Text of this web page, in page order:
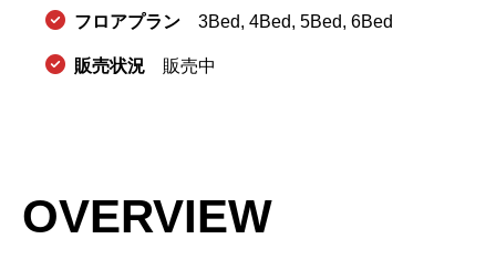
フロアプラン3Bed, 4Bed, 5Bed, 6Bed
販売状況販売中
OVERVIEW